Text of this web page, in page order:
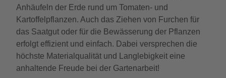
Anhäufeln der Erde rund um Tomaten- und
Kartoffelpflanzen. Auch das Ziehen von Furchen für
das Saatgut oder für die Bewässerung der Pflanzen
erfolgt effizient und einfach. Dabei versprechen die
höchste Materialqualität und Langlebigkeit eine
anhaltende Freude bei der Gartenarbeit!